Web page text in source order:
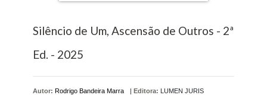
Silêncio de Um, Ascensão de Outros - 2ª
Ed. - 2025
Autor: Rodrigo Bandeira Marra | Editora: LUMEN JURIS